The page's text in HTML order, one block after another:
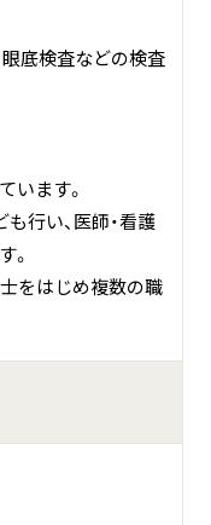
眼底検査などの検査
います。
行い、医師・看護
。
をはじめ複数の職